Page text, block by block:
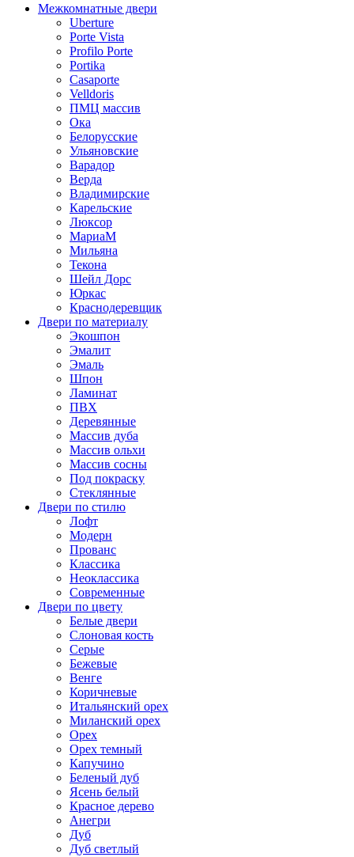
Межкомнатные двери
Uberture
Porte Vista
Profilo Porte
Portika
Casaporte
Velldoris
ПМЦ массив
Ока
Белорусские
Ульяновские
Варадор
Верда
Владимирские
Карельские
Люксор
МариаМ
Мильяна
Текона
Шейл Дорс
Юркас
Краснодеревщик
Двери по материалу
Экошпон
Эмалит
Эмаль
Шпон
Ламинат
ПВХ
Деревянные
Массив дуба
Массив ольхи
Массив сосны
Под покраску
Стеклянные
Двери по стилю
Лофт
Модерн
Прованс
Классика
Неоклассика
Современные
Двери по цвету
Белые двери
Слоновая кость
Серые
Бежевые
Венге
Коричневые
Итальянский орех
Миланский орех
Орех
Орех темный
Капучино
Беленый дуб
Ясень белый
Красное дерево
Анегри
Дуб
Дуб светлый